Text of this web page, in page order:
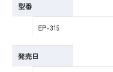
型番
EP-315
発売日